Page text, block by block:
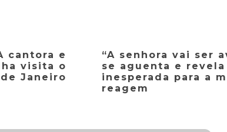
cantora e
visita o
Janeiro
“A senhora vai ser
se aguenta e
inesperada para a
reagem